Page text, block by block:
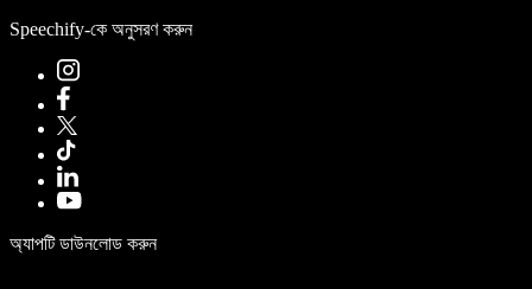
Speechify-কে অনুসরণ করুন
অ্যাপটি ডাউনলোড করুন